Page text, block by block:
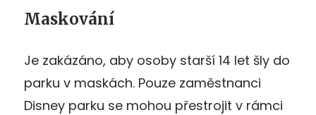
Maskování
Je zakázáno, aby osoby starší 14 let šly do
parku v maskách. Pouze zaměstnanci
Disney parku se mohou přestrojit v rámci